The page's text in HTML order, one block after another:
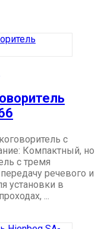
с
Компактный, но
с тремя
речевого и
установки в
...